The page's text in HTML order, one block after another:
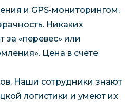
и GPS-мониторингом.
Никаких
за «перевес» или
Цена в счете
Наши сотрудники знают
логистики и умеют их